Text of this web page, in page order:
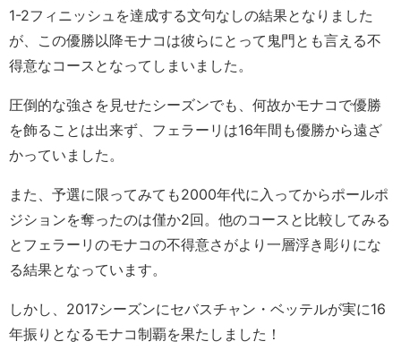
1-2フィニッシュを達成する文句なしの結果となりました
が、この優勝以降モナコは彼らにとって鬼門とも言える不
得意なコースとなってしまいました。
圧倒的な強さを見せたシーズンでも、何故かモナコで優勝
を飾ることは出来ず、フェラーリは16年間も優勝から遠ざ
かっていました。
また、予選に限ってみても2000年代に入ってからポールポ
ジションを奪ったのは僅か2回。他のコースと比較してみる
とフェラーリのモナコの不得意さがより一層浮き彫りにな
る結果となっています。
しかし、2017シーズンにセバスチャン・ベッテルが実に16
年振りとなるモナコ制覇を果たしました！